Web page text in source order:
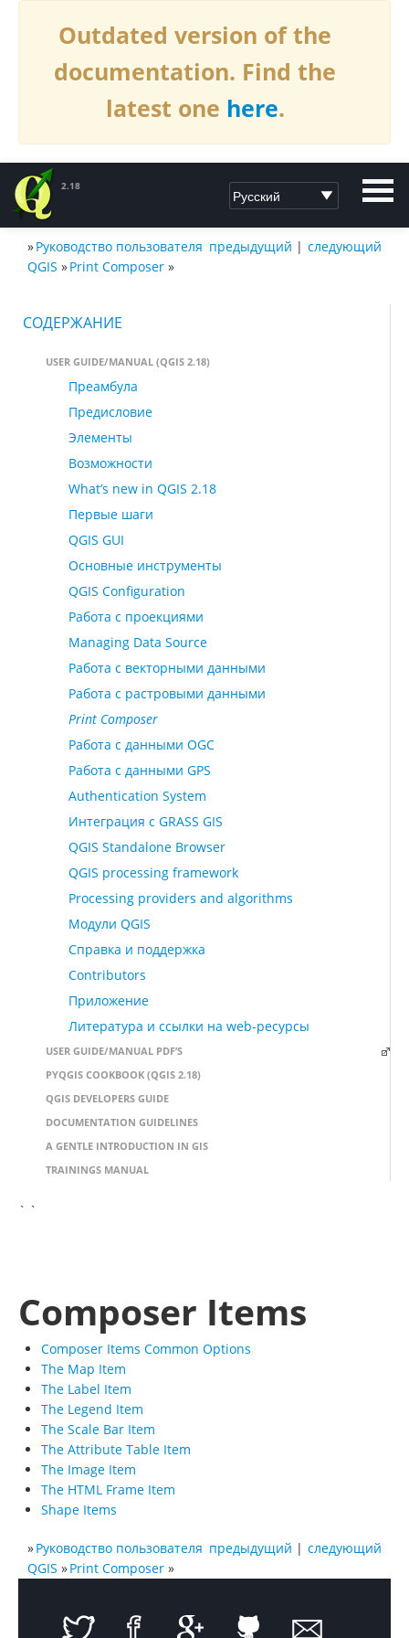
Outdated version of the
documentation. Find the
latest one here.
2.18
ДОКУМЕНТАЦИЯ QGIS2.18 следующий
предыдущий |
»Руководство пользователя
QGIS »Print Composer »
СОДЕРЖАНИЕ
USER GUIDE/MANUAL (QGIS 2.18)
Преамбула
Предисловие
Элементы
Возможности
What’s new in QGIS 2.18
Первые шаги
QGIS GUI
Основные инструменты
QGIS Configuration
Работа с проекциями
Managing Data Source
Работа с векторными данными
Работа с растровыми данными
Print Composer
Работа с данными OGC
Работа с данными GPS
Authentication System
Интеграция с GRASS GIS
QGIS Standalone Browser
QGIS processing framework
Processing providers and algorithms
Модули QGIS
Справка и поддержка
Contributors
Приложение
Литература и ссылки на web-ресурсы
USER GUIDE/MANUAL PDF’S
PYQGIS COOKBOOK (QGIS 2.18)
QGIS DEVELOPERS GUIDE
DOCUMENTATION GUIDELINES
A GENTLE INTRODUCTION IN GIS
TRAININGS MANUAL
` `
Composer Items
Composer Items Common Options
The Map Item
The Label Item
The Legend Item
The Scale Bar Item
The Attribute Table Item
The Image Item
The HTML Frame Item
Shape Items
следующий
предыдущий |
»Руководство пользователя
QGIS »Print Composer »